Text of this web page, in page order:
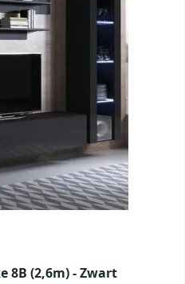
8B (2,6m) - Zwart